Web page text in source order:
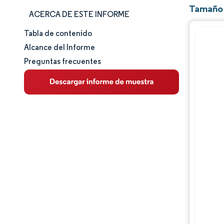
ACERCA DE ESTE INFORME
Tamaño y cuota de mercado
Análisis de mercado
Tendencias e ideas
Tabla de contenido
Alcance del Informe
Preguntas frecuentes